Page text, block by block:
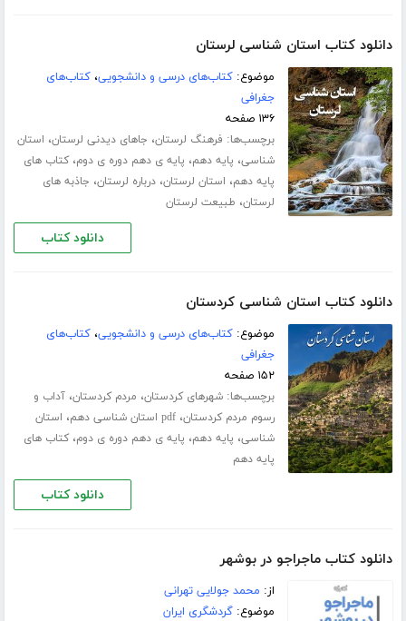
دانلود کتاب استان شناسی لرستان
موضوع:کتاب‌های درسی و دانشجویی،کتاب‌های
جغرافی
۱۳۶ صفحه
برچسب‌ها: فرهنگ لرستان، جاهای دیدنی لرستان، استان
شناسی، پایه دهم، پایه ی دهم دوره ی دوم،کتاب های
پایه دهم، استان لرستان،درباره لرستان، جاذبه های
لرستان، طبیعت لرستان
دانلود کتاب
دانلود کتاب استان شناسی کردستان
موضوع:کتاب‌های درسی و دانشجویی،کتاب‌های
جغرافی
۱۵۲ صفحه
برچسب‌ها:شهرهای کردستان، مردم کردستان،آداب و
رسوم مردم کردستان،pdf استان شناسی دهم ، استان
شناسی، پایه دهم، پایه ی دهم دوره ی دوم،کتاب های
پایه دهم
دانلود کتاب
دانلود کتاب ماجراجو در بوشهر
از: محمد جولایی تهرانی
موضوع:گردشگری ایران